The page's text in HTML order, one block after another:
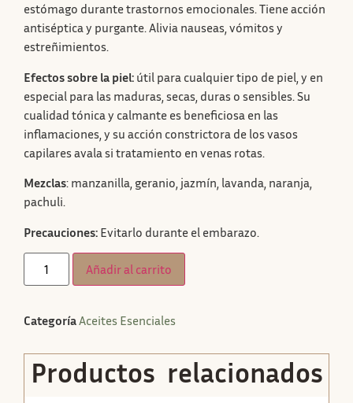
estómago durante trastornos emocionales. Tiene acción
antiséptica y purgante. Alivia nauseas, vómitos y
estreñimientos.
Efectos sobre la piel: útil para cualquier tipo de piel, y en
especial para las maduras, secas, duras o sensibles. Su
cualidad tónica y calmante es beneficiosa en las
inflamaciones, y su acción constrictora de los vasos
capilares avala si tratamiento en venas rotas.
Mezclas: manzanilla, geranio, jazmín, lavanda, naranja,
pachuli.
Precauciones: Evitarlo durante el embarazo.
Añadir al carrito
CategoríaAceites Esenciales
Productos relacionados